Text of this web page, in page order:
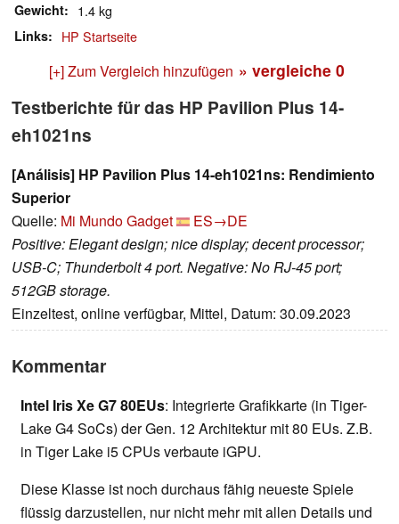
Gewicht 1.4 kg
Links HP Startseite
[+] Zum Vergleich hinzufügen » vergleiche 0
Testberichte für das HP Pavilion Plus 14-
eh1021ns
[Análisis] HP Pavilion Plus 14-eh1021ns: Rendimiento
Superior
Quelle: Mi Mundo Gadget
ES→DE
Positive: Elegant design; nice display; decent processor;
USB-C; Thunderbolt 4 port. Negative: No RJ-45 port;
512GB storage.
Einzeltest, online verfügbar, Mittel, Datum: 30.09.2023
Kommentar
Intel Iris Xe G7 80EUs: Integrierte Grafikkarte (in Tiger-
Lake G4 SoCs) der Gen. 12 Architektur mit 80 EUs. Z.B.
in Tiger Lake i5 CPUs verbaute iGPU.
Diese Klasse ist noch durchaus fähig neueste Spiele
flüssig darzustellen, nur nicht mehr mit allen Details und